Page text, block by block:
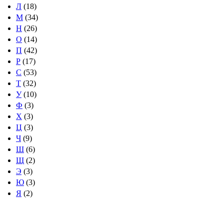
Л (18)
М (34)
Н (26)
О (14)
П (42)
Р (17)
С (53)
Т (32)
У(10)
Ф (3)
Х (3)
Ц (3)
Ч (9)
Ш (6)
Щ (2)
Э (3)
Ю (3)
Я (2)